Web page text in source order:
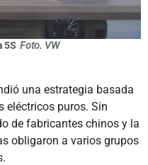
5S Foto. VW
una estrategia basada
eléctricos puros. Sin
de fabricantes chinos y la
obligaron a varios grupos